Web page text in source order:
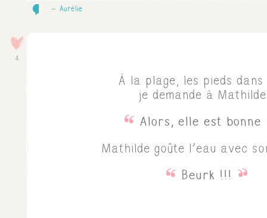
Aurélie
À la plage, les pieds
je demande à
Alors, elle est bonne
Mathilde goûte l'eau avec
Beurk !!!
4